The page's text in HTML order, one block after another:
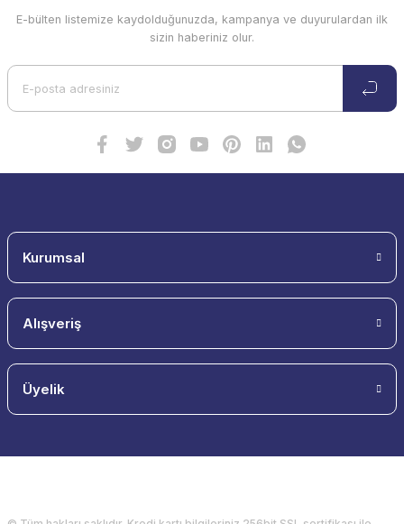
E-bülten listemize kaydolduğunuzda, kampanya ve duyurulardan ilk
sizin haberiniz olur.
Kurumsal
Alışveriş
Üyelik